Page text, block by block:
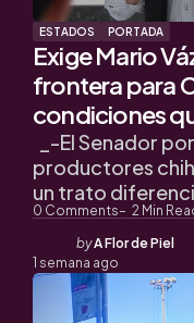
ESTADOS PORTADA
Exige Mario
frontera para
condiciones
0 Comments 2 Min
_-El Senador
productores
un trato
Posted
by
byA Flor de Piel
1 semana ago